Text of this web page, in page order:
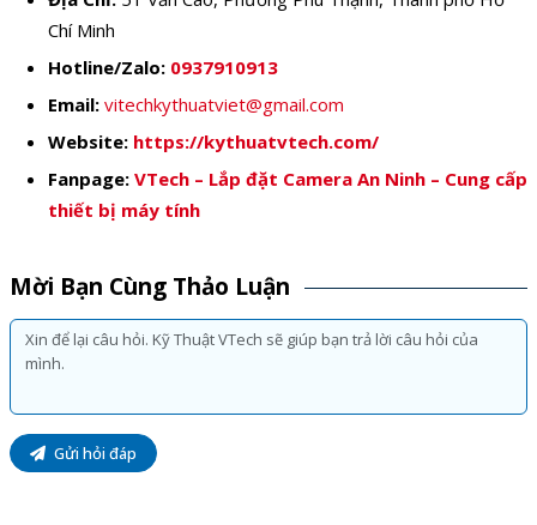
Chí Minh
Hotline/Zalo: 0937910913
Email: vitechkythuatviet@gmail.com
Website: https://kythuatvtech.com/
Fanpage: VTech – Lắp đặt Camera An Ninh – Cung cấp
thiết bị máy tính
Mời Bạn Cùng Thảo Luận
Gửi hỏi đáp